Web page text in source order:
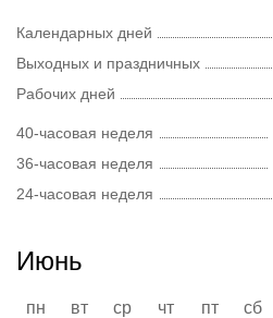
Календарных дней
Выходных и праздничных
Рабочих дней
40-часовая неделя
36-часовая неделя
24-часовая неделя
Июнь
пн вт ср чт пт сб